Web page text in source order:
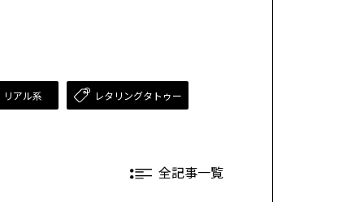
リアル系 レタリングタトゥー
全記事一覧